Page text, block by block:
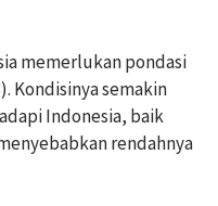
memerlukan pondasi
Kondisinya semakin
Indonesia, baik
rendahnya